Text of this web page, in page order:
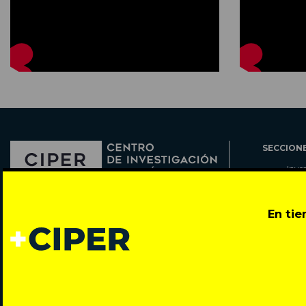
En
Todos los derechos reservados © 2007-2026